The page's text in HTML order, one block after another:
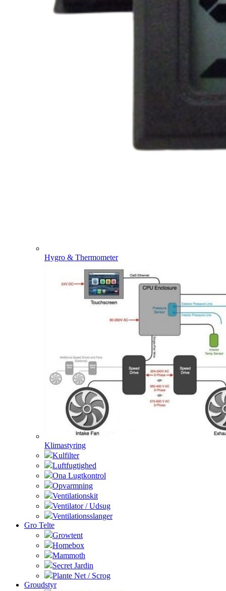
Hygro & Thermometer
Klimastyring
Kulfilter
Luftfugtighed
Ona Lugtkontrol
Opvarmning
Ventilationskit
Ventilator / Udsug
Ventilationsslanger
Gro Telte
Growtent
Homebox
Mammoth
Secret Jardin
Plante Net / Scrog
Groudstyr